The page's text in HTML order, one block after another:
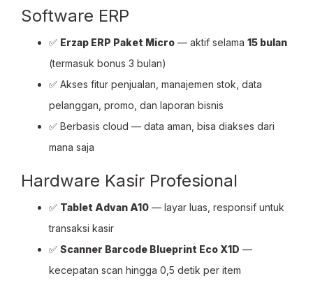
Software ERP
✅ Erzap ERP Paket Micro — aktif selama 15 bulan
(termasuk bonus 3 bulan)
✅ Akses fitur penjualan, manajemen stok, data
pelanggan, promo, dan laporan bisnis
✅ Berbasis cloud — data aman, bisa diakses dari
mana saja
Hardware Kasir Profesional
✅ Tablet Advan A10 — layar luas, responsif untuk
transaksi kasir
✅ Scanner Barcode Blueprint Eco X1D —
kecepatan scan hingga 0,5 detik per item